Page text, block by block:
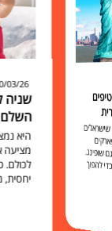
שופינג.
להפוך
03/26
שניה
השלם
היא
מציעה
לכולם.
יחסית,